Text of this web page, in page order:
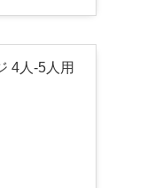
4人-5人用